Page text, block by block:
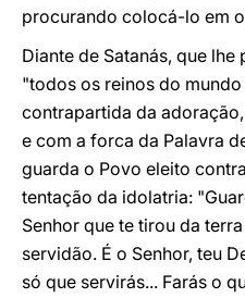
procurando colocá-lo em
Diante de Satanás, que
"todos os reinos do
contrapartida da
e com a forca da Palavra
guarda o Povo eleito
tentação da idolatria:
Senhor que te tirou da
servidão. É o Senhor, teu
só que servirás... Farás o